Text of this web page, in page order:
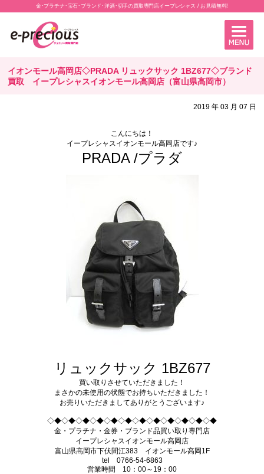
金･プラチナ･宝石･ブランド･洋酒･切手の買取専門店イープレシャス / お見積無料!
イオンモール高岡店◇PRADA リュックサック 1BZ677◇ブランド
買取 イープレシャスイオンモール高岡店（富山県高岡市）
2019 年 03 月 07 日
こんにちは！
イープレシャスイオンモール高岡店です♪
PRADA /プラダ
リュックサック 1BZ677
買い取りさせていただきました！
まさかの未使用の状態でお持ちいただきました！
お売りいただきましてありがとうございます♪
◇◆◇◆◇◆◇◆◇◆◇◆◇◆◇◆◇◆◇◆◇◆◇◆
金・プラチナ・金券・ブランド品買い取り専門店
イープレシャスイオンモール高岡店
富山県高岡市下伏間江383 イオンモール高岡1F
tel 0766-54-6863
営業時間 10：00～19：00